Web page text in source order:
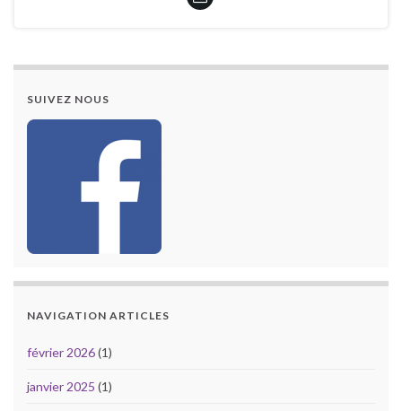
SUIVEZ NOUS
NAVIGATION ARTICLES
février 2026(1)
janvier 2025 (1)